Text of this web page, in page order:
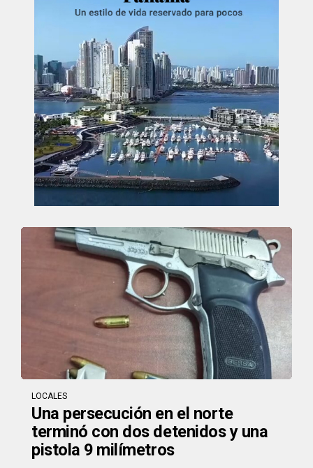
LOCALES
Una persecución en el norte
terminó con dos detenidos y una
pistola 9 milímetros